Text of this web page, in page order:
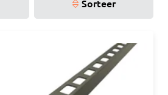
Sorteer